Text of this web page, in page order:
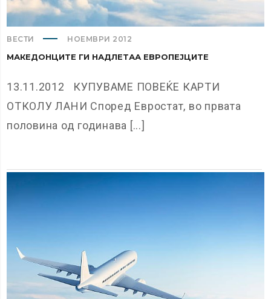
ВЕСТИ НОЕМВРИ 2012
МАКЕДОНЦИТЕ ГИ НАДЛЕТАА ЕВРОПЕЈЦИТЕ
13.11.2012 КУПУВАМЕ ПОВЕЌЕ КАРТИ
ОТКОЛУ ЛАНИ Според Евростат, во првата
половина од годинава [...]